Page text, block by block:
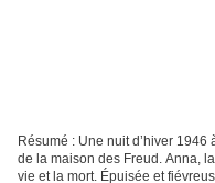
Résumé : Une nuit d’hiver
de la maison des Freud. Anna,
vie et la mort. Épuisée et